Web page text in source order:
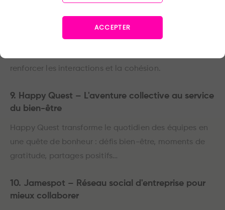
8. Teambakery – Créer des routines d'équipe
renforcer les interactions et la cohésion.
9. Happy Quest – L'aventure collective au service
du bien-être
Happy Quest transforme le quotidien des équipes en
une quête de bonheur : défis bien-être, moments de
gratitude, partages positifs…
10. Jamespot – Réseau social d'entreprise pour
mieux collaborer
ACCEPTER